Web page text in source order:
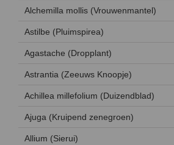
Alchemilla mollis (Vrouwenmantel)
Astilbe (Pluimspirea)
Agastache (Dropplant)
Astrantia (Zeeuws Knoopje)
Achillea millefolium (Duizendblad)
Ajuga (Kruipend zenegroen)
Allium (Sierui)